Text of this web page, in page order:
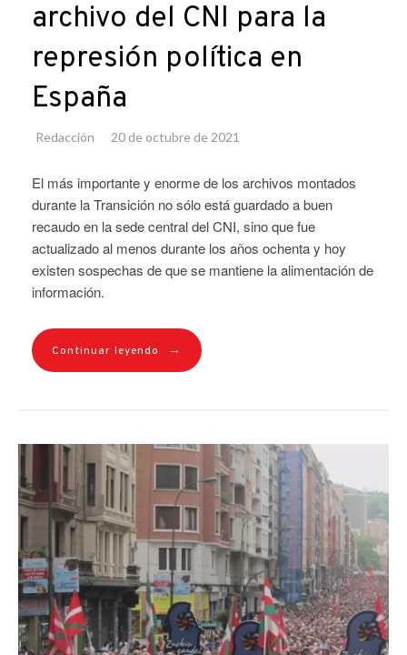
archivo del CNI para la
represión política en
España
Redacción 20 de octubre de 2021
El más importante y enorme de los archivos montados
durante la Transición no sólo está guardado a buen
recaudo en la sede central del CNI, sino que fue
actualizado al menos durante los años ochenta y hoy
existen sospechas de que se mantiene la alimentación de
información.
Continuar leyendo →